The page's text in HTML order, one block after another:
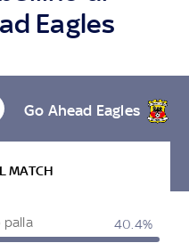
Eagles
Go Ahead Eagles
MATCH
palla 40.4%